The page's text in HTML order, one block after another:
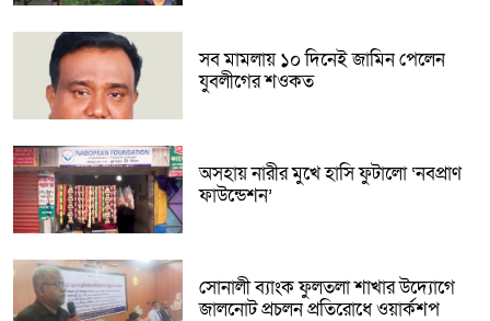
সব মামলায় ১০ দিনেই জামিন পেলেন
যুবলীগের শওকত
অসহায় নারীর মুখে হাসি ফুটালো ‘নবপ্রাণ
ফাউন্ডেশন’
সোনালী ব্যাংক ফুলতলা শাখার উদ্যোগে
জালনোট প্রচলন প্রতিরোধে ওয়ার্কশপ